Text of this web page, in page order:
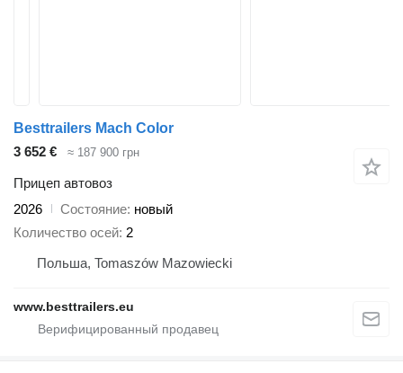
Besttrailers Mach Color
3 652 €
≈ 187 900 грн
Прицеп автовоз
2026
Состояние новый
Количество осей 2
Польша, Tomaszów Mazowiecki
www.besttrailers.eu